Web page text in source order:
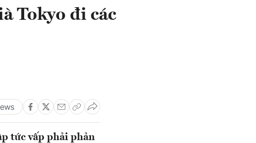
Tokyo đi các
tức vấp phải phản